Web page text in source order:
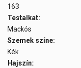
163
Testalkat:
Mackós
Szemek színe:
Kék
Hajszín: